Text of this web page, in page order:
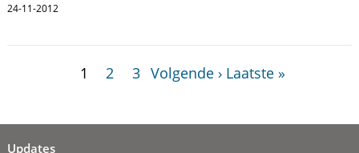
24-11-2012
1 2 3 Volgende › Laatste »
Updates